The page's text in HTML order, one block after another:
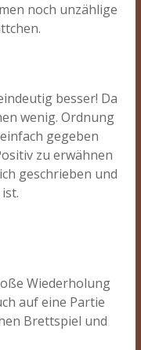
noch unzählige
besser! Da
wenig. Ordnung
gegeben
zu erwähnen
geschrieben und
Wiederholung
auf eine Partie
Brettspiel und